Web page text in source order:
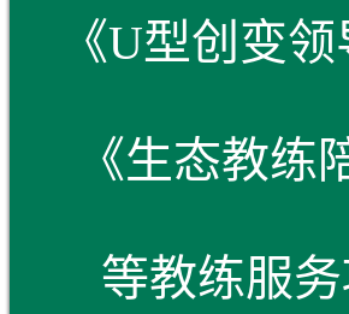
《U型创变领
《生态教练
等教练服务